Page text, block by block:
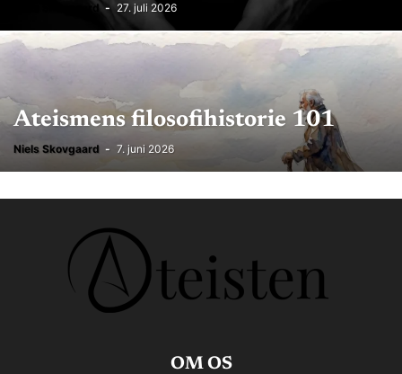
Niels Skovgaard - 27. juli 2026
Ateismens filosofihistorie 101
Niels Skovgaard - 7. juni 2026
OM OS